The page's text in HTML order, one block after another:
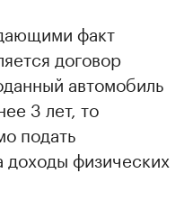
факт
договор
автомобиль
3 лет, то
подать
доходы физических